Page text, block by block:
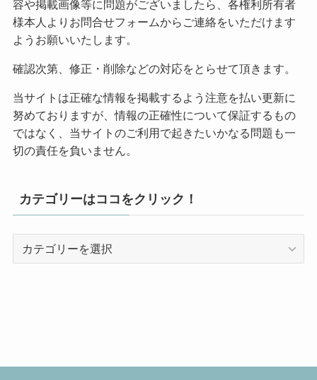
容や掲載画像等に問題がございましたら、各権利所有者
様本人よりお問合せフォームからご連絡をいただけます
ようお願いいたします。
確認次第、修正・削除などの対応をとらせて頂きます。
当サイトは正確な情報を掲載するよう注意を払い更新に
努めておりますが、情報の正確性について保証するもの
ではなく、当サイトのご利用で起きたいかなる問題も一
切の責任を負いません。
カテゴリーはココをクリック！
コ